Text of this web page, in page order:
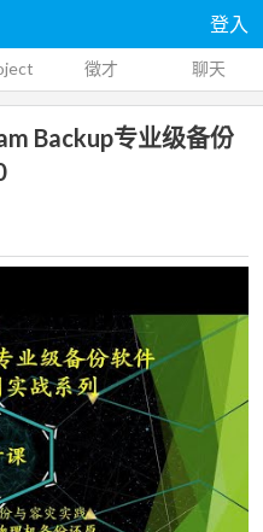
登入
徵才 聊天
Backup专业级备份